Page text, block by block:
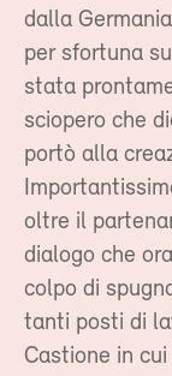
dalla
per sfortuna
stata
sciopero che
portò alla
oltre il
dialogo che
colpo di
tanti posti di
Castione in